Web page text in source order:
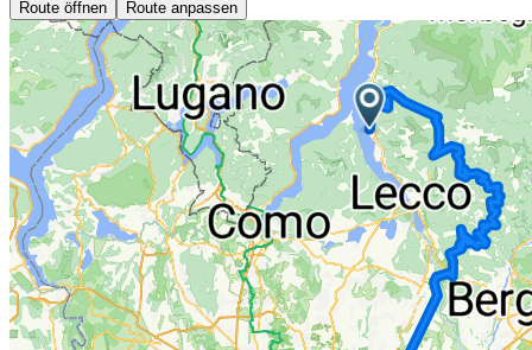
Route öffnen Route anpassen